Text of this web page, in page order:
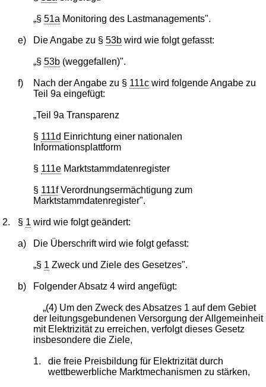
„§ 51a Monitoring des Lastmanagements".
e) Die Angabe zu § 53bwird wie folgt gefasst:
„§ 53b(weggefallen)".
f) Nach der Angabe zu § 111cwird folgende Angabe zu
Teil 9a eingefügt:
„Teil 9a Transparenz
§ 111d Einrichtung einer nationalen
Informationsplattform
§ 111eMarktstammdatenregister
§ 111fVerordnungsermächtigung zum
Marktstammdatenregister".
2. § 1 wird wie folgt geändert:
a) Die Überschrift wird wie folgt gefasst:
„§ 1 Zweck und Ziele des Gesetzes".
b) Folgender Absatz 4 wird angefügt:
„(4) Um den Zweck des Absatzes 1 auf dem Gebiet
der leitungsgebundenen Versorgung der Allgemeinheit
mit Elektrizität zu erreichen, verfolgt dieses Gesetz
insbesondere die Ziele,
1.
die freie Preisbildung für Elektrizität durch
wettbewerbliche Marktmechanismen zu stärken,